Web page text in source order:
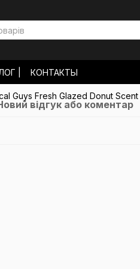
|
КОНТАКТЫ
ОПЛАТА И ДОСТАВКА
ПОЛЬЗОВАТЕЛЬСКОЕ
НОВОСТИ
відгук або коментар